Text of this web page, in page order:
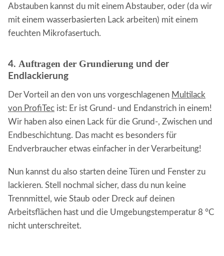
Abstauben kannst du mit einem Abstauber, oder (da wir
mit einem wasserbasierten Lack arbeiten) mit einem
feuchten Mikrofasertuch.
4. Auftragen der Grundierung und der
Endlackierung
Der Vorteil an den von uns vorgeschlagenen Multilack
von ProfiTec ist: Er ist Grund- und Endanstrich in einem!
Wir haben also einen Lack für die Grund-, Zwischen und
Endbeschichtung. Das macht es besonders für
Endverbraucher etwas einfacher in der Verarbeitung!
Nun kannst du also starten deine Türen und Fenster zu
lackieren. Stell nochmal sicher, dass du nun keine
Trennmittel, wie Staub oder Dreck auf deinen
Arbeitsflächen hast und die Umgebungstemperatur 8 °C
nicht unterschreitet.